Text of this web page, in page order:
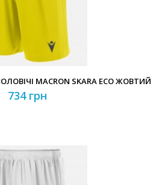
MACRON SKARA ECO ЖОВТИЙ
734 грн